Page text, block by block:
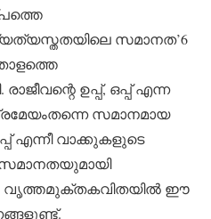
സമാനത’6
രാജീവന്റെ ഉപ്പ്, ഒപ്പ് എന്ന
സമാനമായ
എന്നീ വാക്കുകളുടെ
വൃത്തമുക്തകവിതയില്‍ ഈ